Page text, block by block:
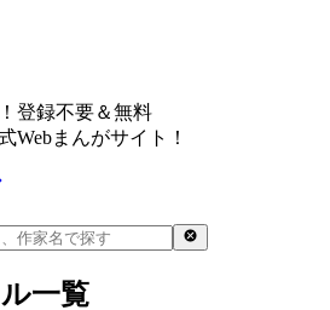
登録不要＆無料
Webまんがサイト！
一覧